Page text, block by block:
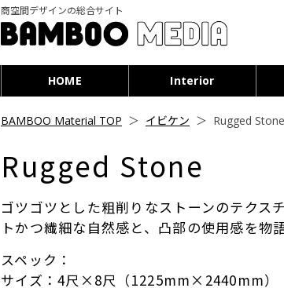
商空間デザインの総合サイト
HOME Interior
BAMBOO Material TOP ＞ イビケン ＞ Rugged Stone
Rugged Stone
ゴツゴツとした粗削りなストーンのテクス
トかつ繊細な自然感と、凸部の使用感を物
スペック：
サイズ：4尺×8尺（1225mm×2440mm）